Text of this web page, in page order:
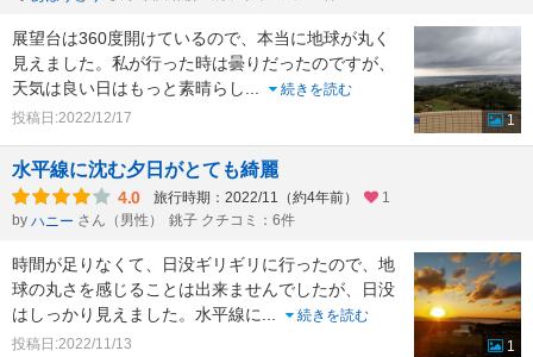
展望台は360度開けているので、本当に地球が丸く
見えました。私が行った時は曇りだったのですが、
天気は良い日はもっと素晴らし
続きを読む
投稿日:2022/12/17
1
水平線に沈む夕日がとても綺麗
4.0 旅行時期：2022/11（約4年前）
1
by ハニー さん（男性） 銚子 クチコミ：6件
時間が足りなくて、日没ギリギリに行ったので、地
球の丸さを感じることは出来ませんでしたが、日没
はしっかり見えました。水平線に
続きを読む
投稿日:2022/11/13
1